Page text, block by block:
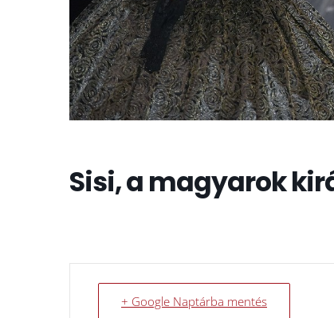
Sisi, a magyarok
+ Google Naptárba mentés